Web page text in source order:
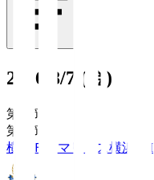
2026/8/7 (金)
第1節
第1節
横浜Ｆ・マリノス横浜FM